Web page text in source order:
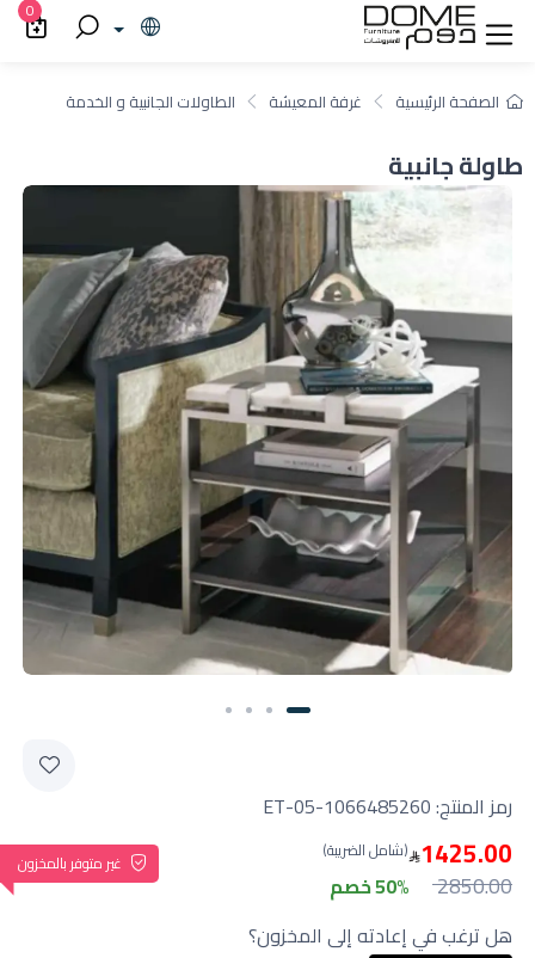
0
الصفحة الرئيسية غرفة المعيشة الطاولات الجانبية و الخدمة
طاولة جانبية
رمز المنتج:05-1066485260-ET
غير متوفر بالمخزون 1425.00 (شامل الضريبة)
2850.00
50% خصم
هل ترغب في إعادته إلى المخزون؟